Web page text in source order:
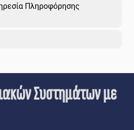
Πληροφόρησης
Συστημάτων με